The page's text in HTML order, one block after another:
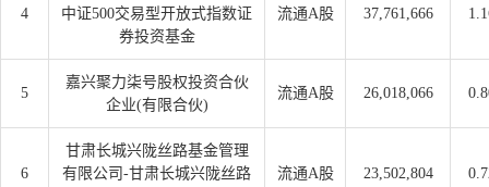
4
中证500交易型开放式指数证
券投资基金
流通A股 37,761,666
5
嘉兴聚力柒号股权投资合伙
企业(有限合伙)
流通A股 26,018,066
6
甘肃长城兴陇丝路基金管理
有限公司-甘肃长城兴陇丝路
流通A股 23,502,804